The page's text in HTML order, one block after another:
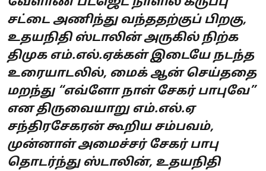
சட்டை அணிந்து வந்ததற்குப் பிறகு,
உதயநிதி ஸ்டாலின் அருகில் நிற்க
திமுக எம்.எல்.ஏக்கள் இடையே நடந்த
உரையாடலில், மைக் ஆன் செய்ததை
மறந்து “எவ்ளோ நாள் சேகர் பாபுவே”
என திருவையாறு எம்.எல்.ஏ
சந்திரசேகரன் கூறிய சம்பவம்,
முன்னாள் அமைச்சர் சேகர் பாபு
தொடர்ந்து ஸ்டாலின், உதயநிதி